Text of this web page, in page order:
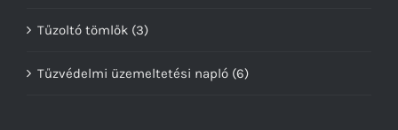
Tűzoltó tömlők (3)
Tűzvédelmi üzemeltetési napló (6)